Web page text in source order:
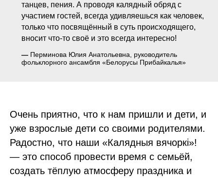
танцев, пения. А проводя калядный обряд с
участием гостей, всегда удивляешься как человек,
только что посвящённый в суть происходящего,
вносит что-то своё и это всегда интересно!
— Перминова Юлия Анатольевна, руководитель
фольклорного ансамбля «Белорусы Прибайкалья»
Очень приятно, что к нам пришли и дети, и
уже взрослые дети со своими родителями.
Радостно, что наши «Калядныя вячоркі»!
— это способ провести время с семьёй,
создать тёплую атмосферу праздника и